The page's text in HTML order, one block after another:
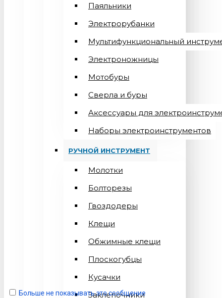
Паяльники
Электрорубанки
Мультифункциональный
Электроножницы
Мотобуры
Сверла и буры
Аксессуары для
Наборы электроинструментов
РУЧНОЙ ИНСТРУМЕНТ
Молотки
Болторезы
Гвоздодеры
Клещи
Обжимные клещи
Плоскогубцы
Кусачки
Заклепочники
Больше не показывать это сообщение